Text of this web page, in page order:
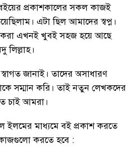
বইয়ের প্রকাশকালের সকল কাজই
এটা ছিল আমাদের স্বপ্ন।
করা এখনই খুবই সহজ হয়ে আছে
জানাই। তাদের অসাধারণ
সম্মান করি। তাই নতুন লেখকদের
চাই আমরা।
মাধ্যমে বই প্রকাশ করতে
করতে হবে :